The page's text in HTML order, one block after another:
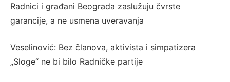
Radnici i građani Beograda zaslužuju čvrste
garancije, a ne usmena uveravanja
Veselinović: Bez članova, aktivista i simpatizera
„Sloge“ ne bi bilo Radničke partije